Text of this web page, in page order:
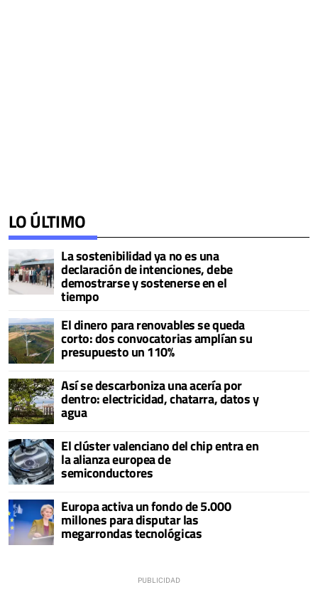
LO ÚLTIMO
La sostenibilidad ya no es una
declaración de intenciones, debe
demostrarse y sostenerse en el
tiempo
El dinero para renovables se queda
corto: dos convocatorias amplían su
presupuesto un 110%
Así se descarboniza una acería por
dentro: electricidad, chatarra, datos y
agua
El clúster valenciano del chip entra en
la alianza europea de
semiconductores
Europa activa un fondo de 5.000
millones para disputar las
megarrondas tecnológicas